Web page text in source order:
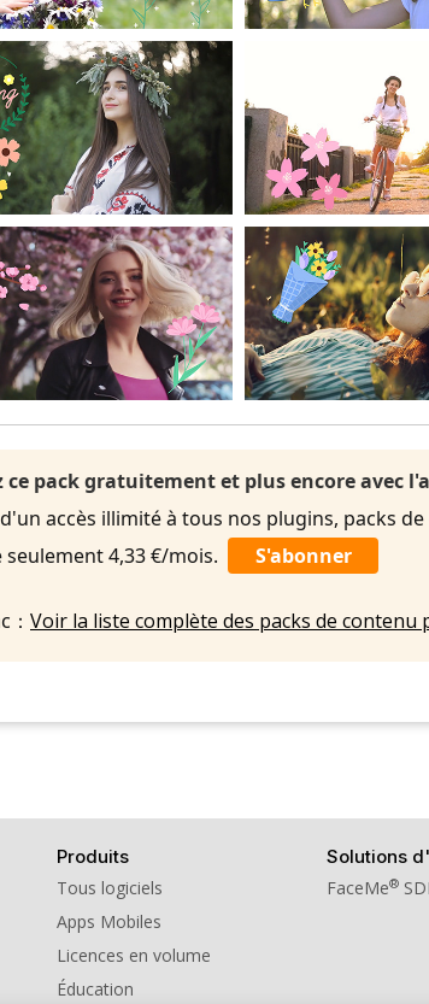
ce pack gratuitement et plus encore avec
accès illimité à tous nos plugins, packs
4,33 €/mois.
S'abonner
Voir la liste complète des packs de contenu
Produits
Tous logiciels
Apps Mobiles
Licences en volume
Éducation
Solutions
FaceMe®